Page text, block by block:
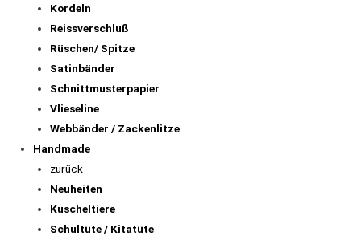
Kordeln
Reissverschluß
Rüschen/ Spitze
Satinbänder
Schnittmusterpapier
Vlieseline
Webbänder / Zackenlitze
Handmade
zurück
Neuheiten
Kuscheltiere
Schultüte / Kitatüte